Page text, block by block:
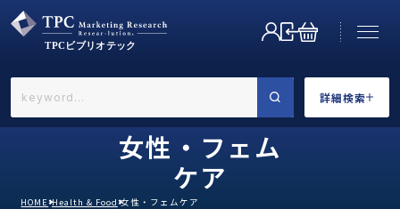
詳細検索
←戻る
女性・フェム
ケア
HOME Health & Food 女性・フェムケア